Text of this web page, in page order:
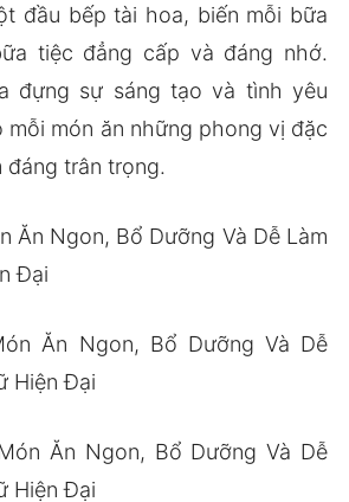
đầu bếp tài hoa, biến mỗi bữa
tiệc đẳng cấp và đáng nhớ.
đựng sự sáng tạo và tình yêu
món ăn những phong vị đặc
đáng trân trọng.
Ăn Ngon, Bổ Dưỡng Và Dễ Làm
Đại
Ăn Ngon, Bổ Dưỡng Và Dễ
Hiện Đại
Ăn Ngon, Bổ Dưỡng Và Dễ
Hiện Đại